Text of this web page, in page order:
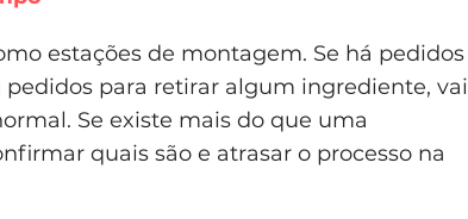
estações de montagem. Se há pedidos
para retirar algum ingrediente, vai
Se existe mais do que uma
quais são e atrasar o processo na